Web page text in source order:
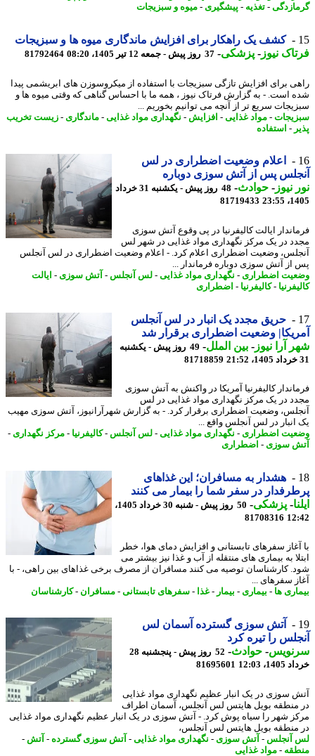
-تغذیه-پیشگیری- میوه و سبزیجات
کشف یک راهکار برای افزایش ماندگاری میوه ها و سبزیجات
نیوز-پزشکی-37 روز پیش - جمعه 12 تیر 1405، 08:20 81792464
برای افزایش تازگی سبزیجات با استفاده از میکروسوزن های ابریشمی پیدا
است. - به گزارش فرتاک نیوز ، همه ما با احساس گناهی که وقتی میوه ها و
سریع تر از آنچه می توانیم بخوریم ...
-مواد غذایی- افزایش -نگهداری مواد غذایی- ماندگاری- زیست تخریب
-استفاده
اعلام وضعیت اضطراری در لس
پس از آتش سوزی دوباره
نیوز-حوادث -
48 روز پیش - یکشنبه 31 خرداد
81719433
ایالت کالیفرنیا در پی وقوع آتش سوزی
در یک مرکز نگهداری مواد غذایی در شهر لس
وضعیت اضطراری اعلام کرد. - اعلام وضعیت اضطراری در لس آنجلس
آتش سوزی دوباره فرماندار ...
اضطراری - نگهداری مواد غذایی- لس آنجلس-آتش سوزی- ایالت
- کالیفرنیا- اضطراری
حریق مجدد یک انبار در لس آنجلس
وضعیت اضطراری برقرار شد
آرا نیوز-بین الملل-
49 روز پیش - یکشنبه
81718859
کالیفرنیا آمریکا در واکنش به آتش سوزی
در یک مرکز نگهداری مواد غذایی در لس
وضعیت اضطراری برقرار کرد. - به گزارش شهرآرانیوز، آتش سوزی مهیب
در لس آنجلس واقع ...
اضطراری - نگهداری مواد غذایی- لس آنجلس-کالیفرنیا- مرکز نگهداری-
سوزی- اضطراری
هشدار به مسافران؛ این غذاهای
در سفر شما را بیمار می کنند
-پزشکی-
50 روز پیش - شنبه 30 خرداد 1405،
81708316
سفرهای تابستانی و افزایش دمای هوا، خطر
به بیماری های منتقله از آب و غذا نیز بیشتر می
کارشناسان توصیه می کنند مسافران از مصرف برخی غذاهای بین راهی، - با
سفرهای ...
ها - بیماری- بیمار-غذا-سفرهای تابستانی-مسافران- کارشناسان
آتش سوزی گسترده آسمان لس
را تیره کرد
-حوادث -
52 روز پیش - پنجشنبه 28
12:03
81695601
سوزی در یک انبار عظیم نگهداری مواد غذایی
بویل هایتس لس آنجلس، آسمان اطراف
شهر را سیاه پوش کرد. - آتش سوزی در یک انبار عظیم نگهداری مواد غذایی
بویل هایتس لس آنجلس،
آنجلس-آتش سوزی- نگهداری مواد غذایی- آتش سوزی گسترده- آتش -
-مواد غذایی